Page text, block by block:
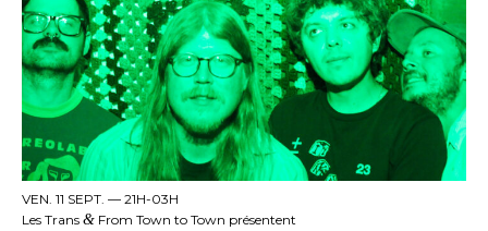
VEN. 11 SEPT. — 21H-03H
Les Trans & From Town to Town présentent